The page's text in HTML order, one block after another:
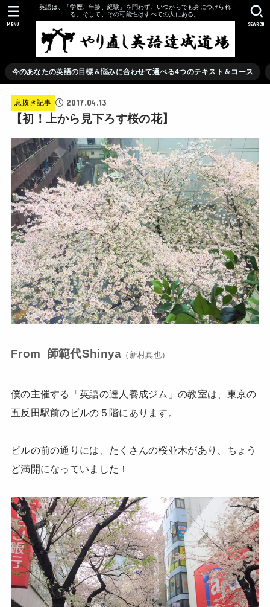
英語は、「学歴、年齢、経験」を問わず、いつからでも身につけられ
る。そして、その可能性はすべての人にある。
今のあなたの英語の目標＆悩みに合わせて選べる4つのテキスト＆コース
SEARCH
MENU
息抜き記事 2017.04.13
【初！上から見下ろす桜の花】
From 師範代Shinya （新村真也）
僕の主催する「英語の達人養成ジム」の教室は、東京の
五反田駅前のビルの５階にあります。
ビルの前の通りには、たくさんの桜並木があり、ちょう
ど満開になっていました！